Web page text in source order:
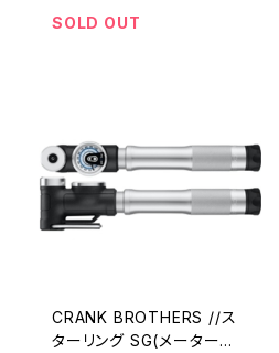
SOLD OUT
CRANK BROTHERS //ス
ターリング SG(メーター付)